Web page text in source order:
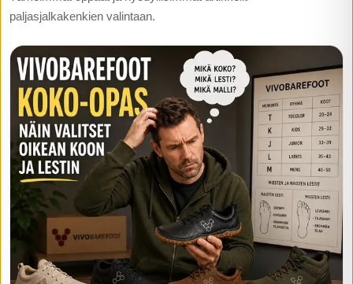
paljasjalkakenkien valintaan.